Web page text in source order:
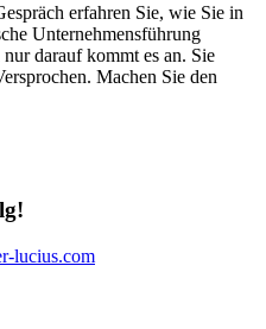
erfahren Sie, wie Sie in
Unternehmensführung
darauf kommt es an. Sie
Machen Sie den
lucius.com